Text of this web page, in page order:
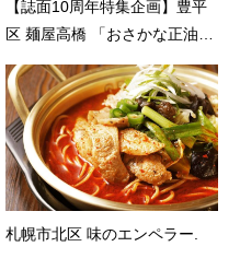
【誌面10周年特集企画】豊平
区 麺屋高橋 「おさかな正油ら
ーめん」
札幌市北区 味のエンペラー.